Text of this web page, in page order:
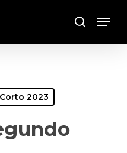
Buscar
Menu
2023